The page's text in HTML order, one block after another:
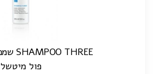
SHAMPOO THREE שמפו 3 | 500 מ"ל
פול מיטשל